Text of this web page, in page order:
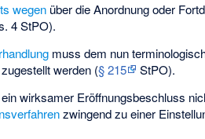
wegen über die Anordnung oder
4 StPO).
muss dem nun
werden (§ 215
StPO).
wirksamer Eröffnungsbeschluss
zwingend zu einer